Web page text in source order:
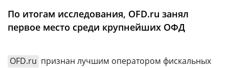
Аналитика
По итогам исследования, OFD.ru занял
первое место среди крупнейших ОФД
OFD.ru признан лучшим оператором фискальных